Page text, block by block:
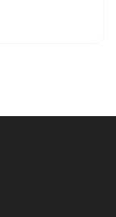
को वित्तीय